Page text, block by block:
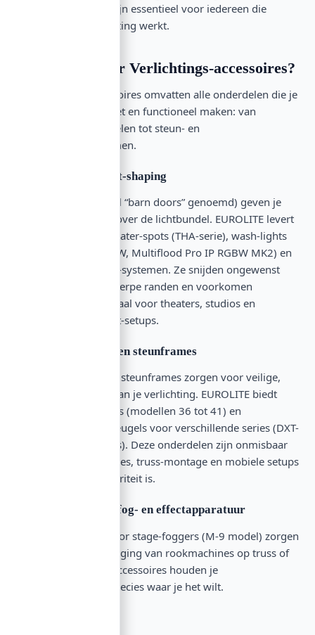
Deze onderdelen zijn essentieel voor iedereen die
serieus met verlichting werkt.
Wat valt onder Verlichtings-accessoires?
Verlichtings-accessoires omvatten alle onderdelen die je
verlichting compleet en functioneel maken: van
richtingshulpmiddelen tot steun- en
bevestigingssystemen.
Barndoors en licht-shaping
Barndoors (ook wel “barn doors” genoemd) geven je
volledige controle over de lichtbundel. EUROLITE levert
barndoors voor theater-spots (THA-serie), wash-lights
(Multiflood IP RGBW, Multiflood Pro IP RGBW MK2) en
compacte tourlight-systemen. Ze snijden ongewenst
licht af, creëren scherpe randen en voorkomen
lichtverspilling. Ideaal voor theaters, studios en
professionele event-setups.
Montage-beugels en steunframes
Omega-beugels en steunframes zorgen voor veilige,
stabiele montage van je verlichting. EUROLITE biedt
omega-steunframes (modellen 36 tot 41) en
gespecialiseerde beugels voor verschillende series (DXT-
serie, stage-foggers). Deze onderdelen zijn onmisbaar
voor vaste installaties, truss-montage en mobiele setups
waar stabiliteit prioriteit is.
Accessoires voor fog- en effectapparatuur
ANTARI-beugels voor stage-foggers (M-9 model) zorgen
voor veilige bevestiging van rookmachines op truss of
standaards. Deze accessoires houden je
effectapparatuur precies waar je het wilt.